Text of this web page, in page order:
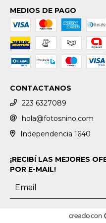
MEDIOS DE PAGO
CONTACTANOS
223 6327089
hola@fotosnino.com
Independencia 1640
¡RECIBÍ LAS MEJORES
POR E-MAIL!